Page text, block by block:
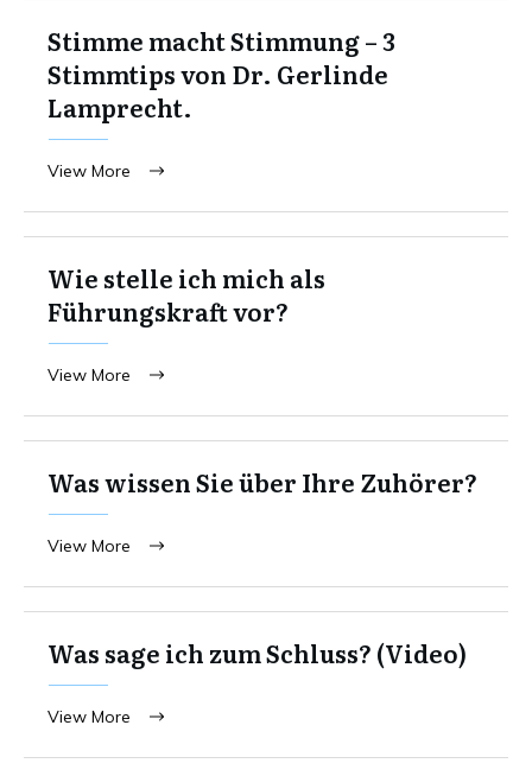
Stimme macht Stimmung – 3
Stimmtips von Dr. Gerlinde
Lamprecht.
View More
Wie stelle ich mich als
Führungskraft vor?
View More
Was wissen Sie über Ihre Zuhörer?
View More
Was sage ich zum Schluss? (Video)
View More